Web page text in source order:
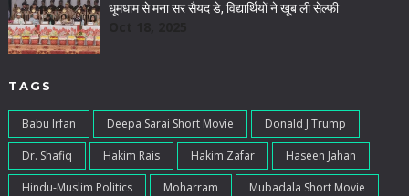
धूमधाम से मना सर सैयद डे, विद्यार्थियों ने खूब ली सेल्फी
TAGS
Babu Irfan Deepa Sarai Short Movie Donald J Trump
Dr. Shafiq Hakim Rais Hakim Zafar Haseen Jahan
Hindu-Muslim Politics Moharram Mubadala Short Movie